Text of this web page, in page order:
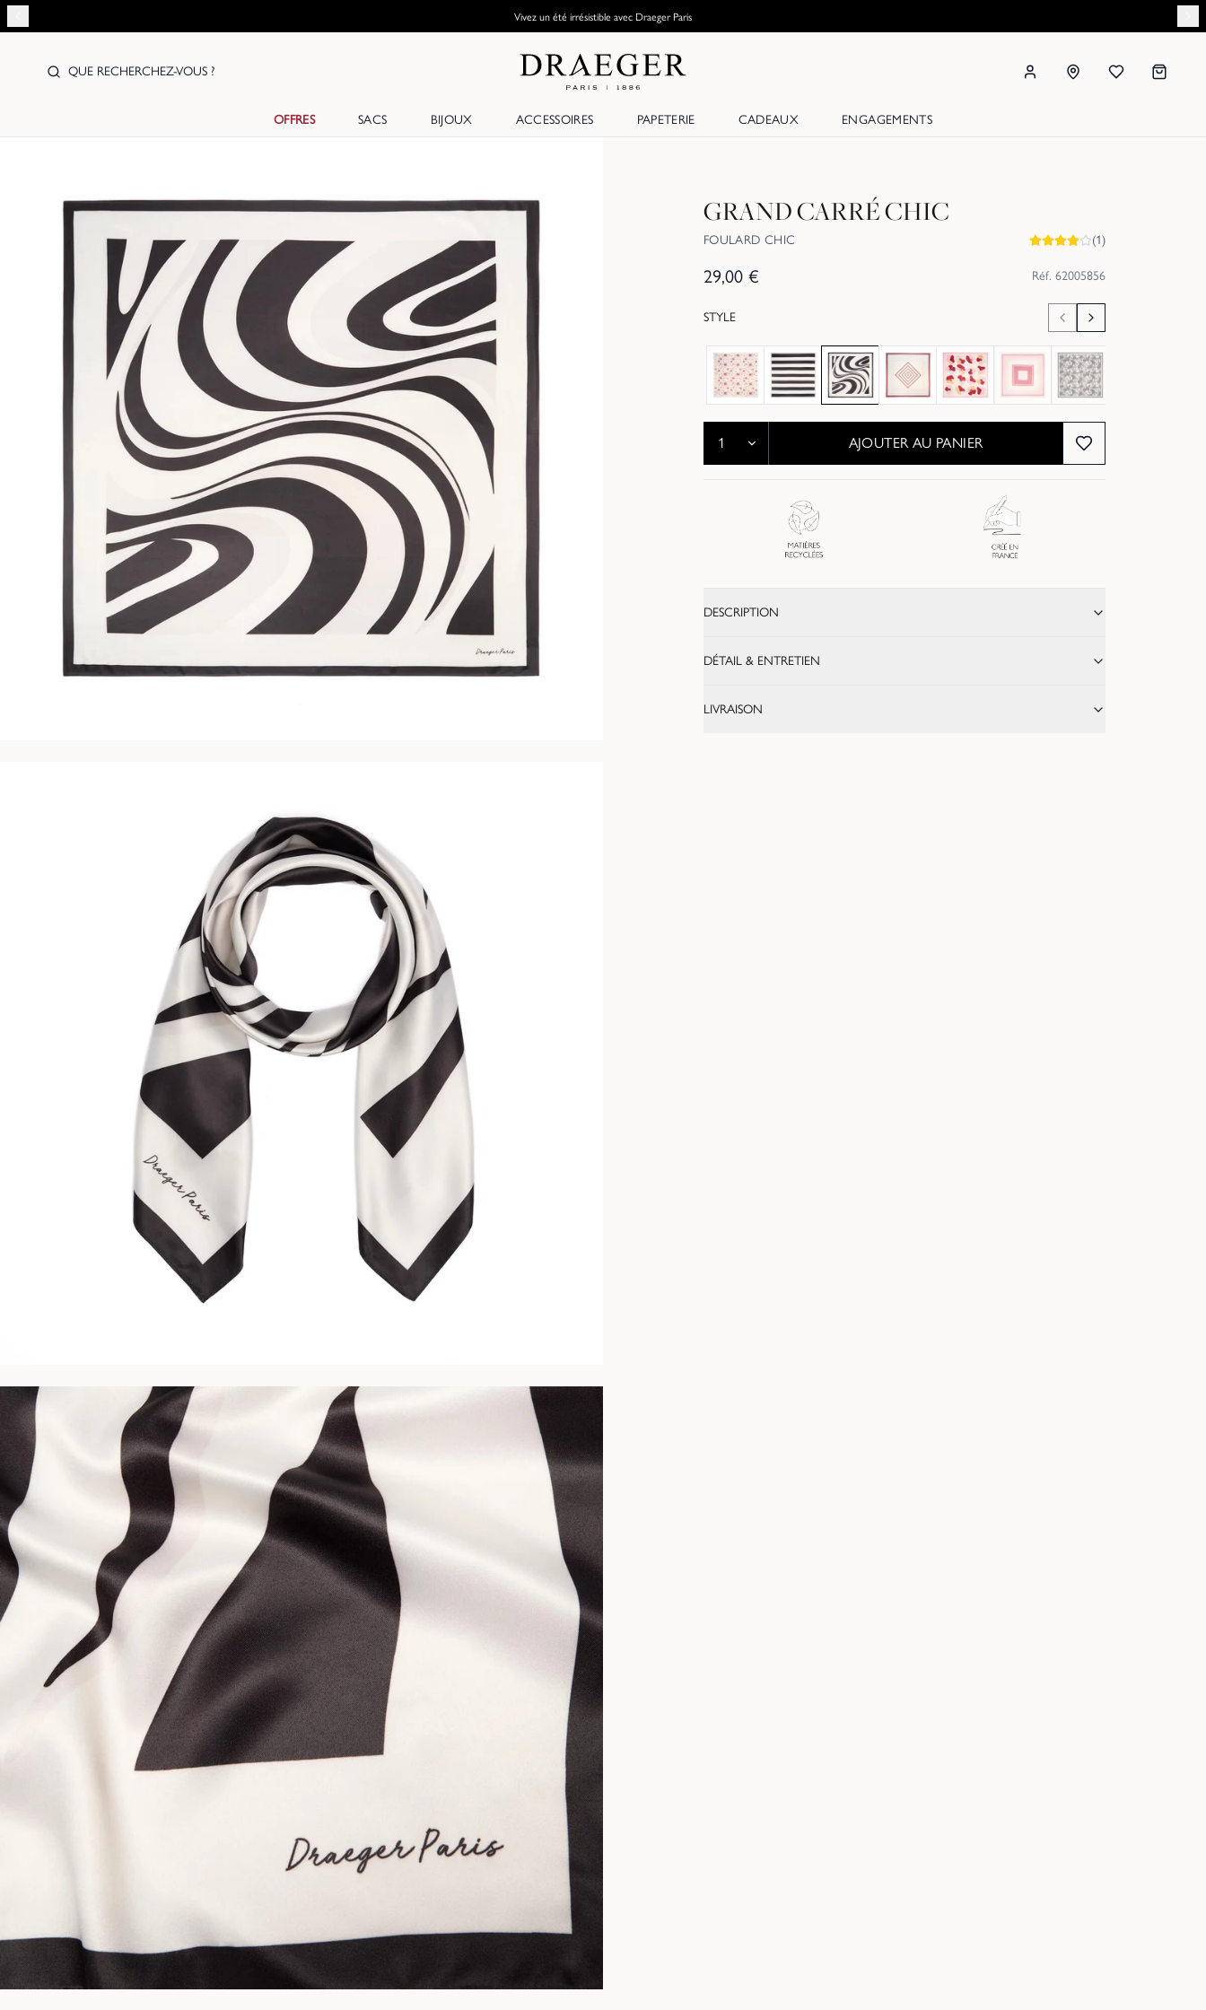
Vivez un été irrésistible avec Draeger Paris
QUE RECHERCHEZ-VOUS ?
OFFRES SACS BIJOUX ACCESSOIRES PAPETERIE CADEAUX ENGAGEMENTS
GRAND CARRÉ CHIC
FOULARD CHIC (1)
29,00 € Réf. 62005856
STYLE
AJOUTER AU PANIER
DESCRIPTION
DÉTAIL & ENTRETIEN
LIVRAISON